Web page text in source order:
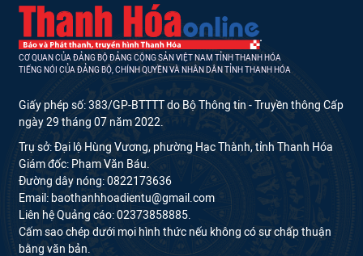
CƠ QUAN CỦA ĐẢNG BỘ ĐẢNG CỘNG SẢN VIỆT NAM TỈNH THANH HÓA
TIẾNG NÓI CỦA ĐẢNG BỘ, CHÍNH QUYỀN VÀ NHÂN DÂN TỈNH THANH HÓA
Giấy phép số: 383/GP-BTTTT do Bộ Thông tin - Truyền thông Cấp
ngày 29 tháng 07 năm 2022.
Trụ sở: Đại lộ Hùng Vương, phường Hạc Thành, tỉnh Thanh Hóa
Giám đốc: Phạm Văn Báu.
Đường dây nóng: 0822173636
Email: baothanhhoadientu@gmail.com
Liên hệ Quảng cáo: 02373858885.
Cấm sao chép dưới mọi hình thức nếu không có sự chấp thuận
bằng văn bản.